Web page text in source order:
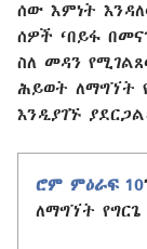
ሰው እምነት
ሰዎች ‘በይፋ
ስለ መዳን
ሕይወት ለማግኘት
እንዲያገኙ
ሮም ምዕራፍ 10
ለማግኘት